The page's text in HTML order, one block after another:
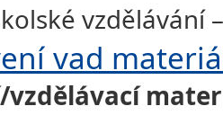
vzdělávání
vad